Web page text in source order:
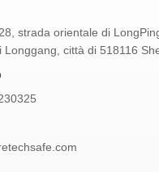
strada orientale di
Longgang, città di 518116